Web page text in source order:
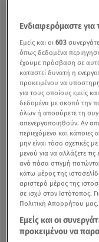
Ενδιαφερόμαστε
Εμείς και οι603
όπως δεδομένα
έχουμε πρόσβαση σε
καταστεί δυνατή η
προκειμένου να
για τους οποίους εμείς
δεδομένα με σκοπό την
όλων ή αποσύρετε τη
απενεργοποιηθούν. Αν
περιεχόμενο και κάποιες
μην είναι τόσο σχετικές
μενού για να αλλάξετε
ανά πάσα στιγμή
κάτω μέρος της
αριστερό μέρος της
σε ισχύ στον Ιστότοπος.
Πολιτική Απορρήτου μας.
Εμείς και οι
προκειμένου να